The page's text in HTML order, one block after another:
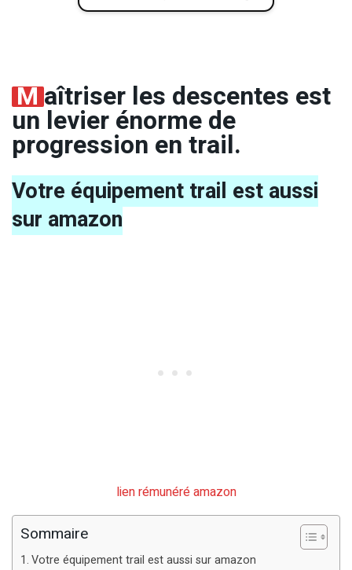
Maîtriser les descentes est
un levier énorme de
progression en trail.
Votre équipement trail est aussi
sur amazon
lien rémunéré amazon
Sommaire
Votre équipement trail est aussi sur amazon